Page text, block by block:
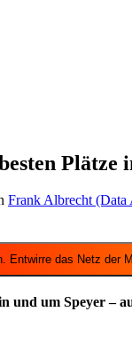
Plätze
Frank Albrecht (Data
Entwirre das Netz
und um Speyer –